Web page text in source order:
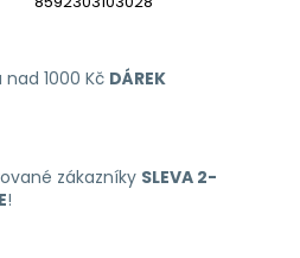
nad 1000 Kč DÁREK
zákazníky SLEVA 2-
!